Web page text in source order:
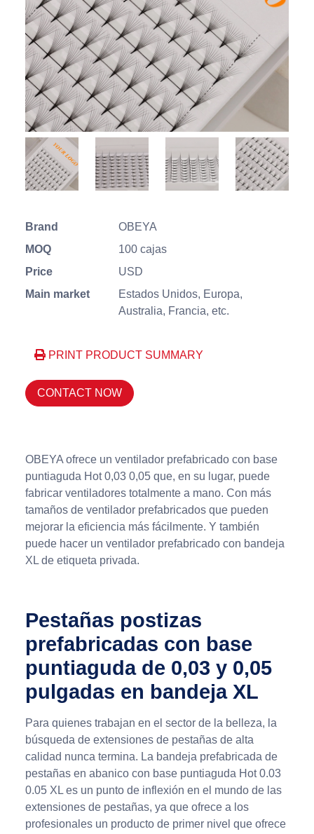
Brand
OBEYA
MOQ
100 cajas
Price
USD
Main market
Estados Unidos, Europa,
Australia, Francia, etc.
PRINT PRODUCT SUMMARY
CONTACT NOW
OBEYA ofrece un ventilador prefabricado con base
puntiaguda Hot 0,03 0,05 que, en su lugar, puede
fabricar ventiladores totalmente a mano. Con más
tamaños de ventilador prefabricados que pueden
mejorar la eficiencia más fácilmente. Y también
puede hacer un ventilador prefabricado con bandeja
XL de etiqueta privada.
Pestañas postizas
prefabricadas con base
puntiaguda de 0,03 y 0,05
pulgadas en bandeja XL
Para quienes trabajan en el sector de la belleza, la
búsqueda de extensiones de pestañas de alta
calidad nunca termina. La bandeja prefabricada de
pestañas en abanico con base puntiaguda Hot 0.03
0.05 XL es un punto de inflexión en el mundo de las
extensiones de pestañas, ya que ofrece a los
profesionales un producto de primer nivel que ofrece